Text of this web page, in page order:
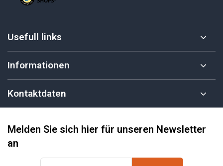
Usefull links
Informationen
Kontaktdaten
Melden Sie sich hier für unseren Newsletter
an